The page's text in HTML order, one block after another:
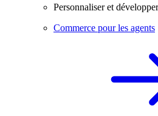
Personnaliser et
Commerce pour les agents